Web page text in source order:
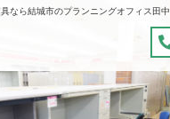
なら結城市のプランニングオフィス田中